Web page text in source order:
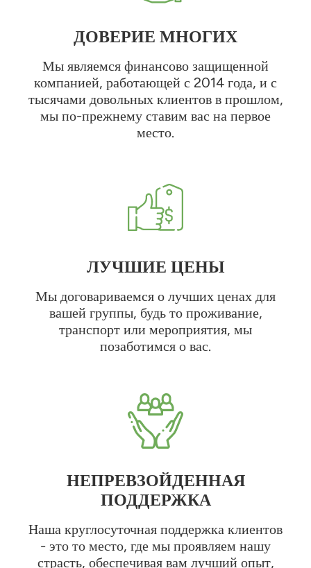
ДОВЕРИЕ МНОГИХ
Мы являемся финансово защищенной
компанией, работающей с 2014 года, и с
тысячами довольных клиентов в прошлом,
мы по-прежнему ставим вас на первое
место.
ЛУЧШИЕ ЦЕНЫ
Мы договариваемся о лучших ценах для
вашей группы, будь то проживание,
транспорт или мероприятия, мы
позаботимся о вас.
НЕПРЕВЗОЙДЕННАЯ
ПОДДЕРЖКА
Наша круглосуточная поддержка клиентов
- это то место, где мы проявляем нашу
страсть, обеспечивая вам лучший опыт,